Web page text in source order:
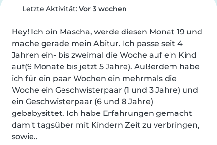
Letzte Aktivität: Vor 3 wochen
Hey! Ich bin Mascha, werde diesen Monat 19 und
mache gerade mein Abitur. Ich passe seit 4
Jahren ein- bis zweimal die Woche auf ein Kind
auf(9 Monate bis jetzt 5 Jahre). Außerdem habe
ich für ein paar Wochen ein mehrmals die
Woche ein Geschwisterpaar (1 und 3 Jahre) und
ein Geschwisterpaar (6 und 8 Jahre)
gebabysittet. Ich habe Erfahrungen gemacht
damit tagsüber mit Kindern Zeit zu verbringen,
sowie..